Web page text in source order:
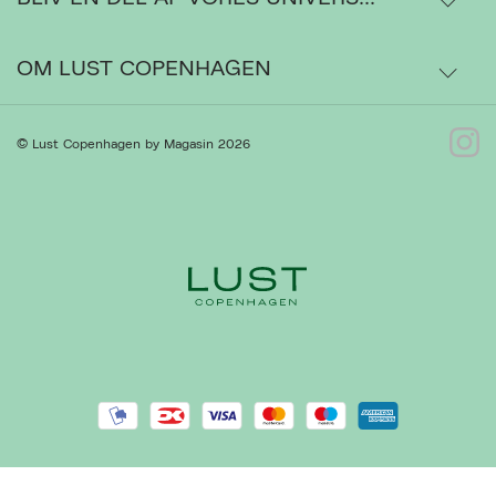
Ordrestatus
Gå til Kundeservice
Privatlivspolitik
Cookiepolitik
OM LUST COPENHAGEN
Om os
© Lust Copenhagen by Magasin 2026